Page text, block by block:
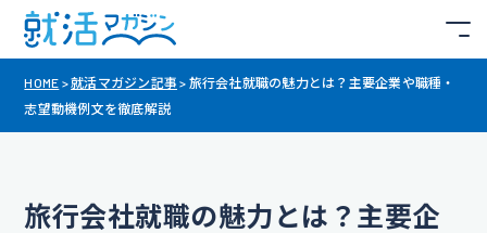
HOME >就活マガジン記事 > 旅行会社就職の魅力とは？主要企業や職種・
志望動機例文を徹底解説
旅行会社就職の魅力とは？主要企